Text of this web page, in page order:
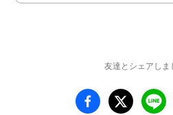
友達とシェアしま